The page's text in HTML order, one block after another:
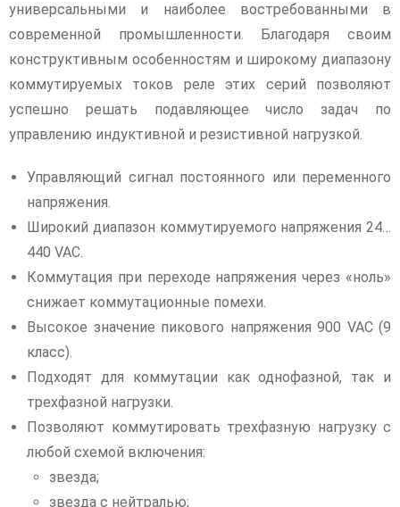
универсальными и наиболее востребованными в
современной промышленности. Благодаря своим
конструктивным особенностям и широкому диапазону
коммутируемых токов реле этих серий позволяют
успешно решать подавляющее число задач по
управлению индуктивной и резистивной нагрузкой.
Управляющий сигнал постоянного или переменного
напряжения.
Широкий диапазон коммутируемого напряжения 24…
440 VAC.
Коммутация при переходе напряжения через «ноль»
снижает коммутационные помехи.
Высокое значение пикового напряжения 900 VAC (9
класс).
Подходят для коммутации как однофазной, так и
трехфазной нагрузки.
Позволяют коммутировать трехфазную нагрузку с
любой схемой включения:
звезда;
звезда с нейтралью;